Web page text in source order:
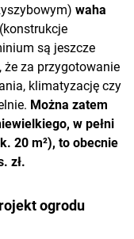
waha
(konstrukcje
są jeszcze
że za przygotowanie
klimatyzację czy
Można zatem
w pełni
20 m²), to obecnie
zł.
ogrodu